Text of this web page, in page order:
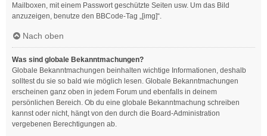
Mailboxen, mit einem Passwort geschützte Seiten usw. Um das Bild
anzuzeigen, benutze den BBCode-Tag „[img]“.
Nach oben
Was sind globale Bekanntmachungen?
Globale Bekanntmachungen beinhalten wichtige Informationen, deshalb
solltest du sie so bald wie möglich lesen. Globale Bekanntmachungen
erscheinen ganz oben in jedem Forum und ebenfalls in deinem
persönlichen Bereich. Ob du eine globale Bekanntmachung schreiben
kannst oder nicht, hängt von den durch die Board-Administration
vergebenen Berechtigungen ab.